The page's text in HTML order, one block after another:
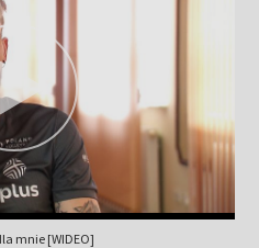
mnie [WIDEO]